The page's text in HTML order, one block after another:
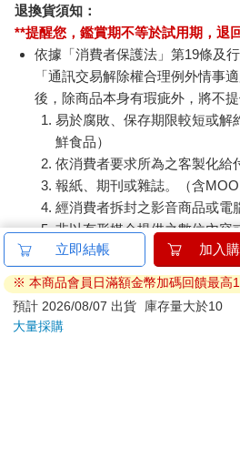
但我也找不到別的工作，所以暫時得
我仔細研究約翰所有的工作內容。我
以看見一家新的分公司從無到有，覺
管理員協商房租、裝設水電，開始裝潢
各家包商前來競標重新裝潢的工程，
看了報價，覺得還是自己來比較省錢
月來他架設隔板、油漆、挪動家具、
招牌，把一切細節打理好。他甚至常
是西裝，潛在客戶看了，常以為他是
產仲介，潛在客戶聽了就謝謝再聯絡。
就這樣過了幾個禮拜，有一天約翰走
一些生意。」我覺得那不是我的職責
車子開往一處社區，我越來越不安，
叫我跟別人說話。
退換貨須知：
**提醒您，鑑賞期不等於試用期，退
依據「消費者保護法」第19條及
「通訊交易解除權合理例外情事
後，除商品本身有瑕疵外，將不
易於腐敗、保存期限較短或解
鮮食品）
依消費者要求所為之客製化給
報紙、期刊或雜誌。（含
經消費者拆封之影音商品或電
非以有形媒介提供之數位內容
上服務，經消費者事先同意始
子雜誌、下載版軟體、虛擬商
已拆封之個人衛生用品。（如
刀…等）
立即結帳 加入
※ 本商品會員日滿額金幣加碼回饋最高
預計 2026/08/07 出貨
庫存量大於10
大量採購